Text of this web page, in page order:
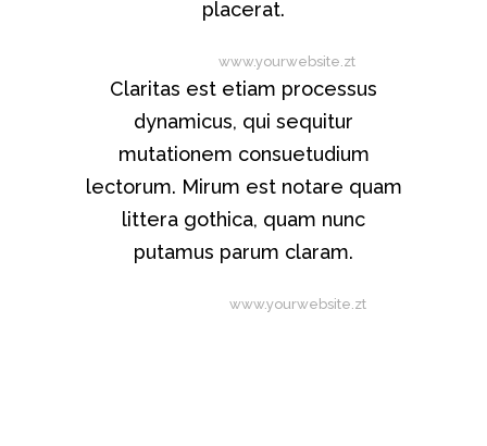
placerat.
www.yourwebsite.zt
Claritas est etiam processus
dynamicus, qui sequitur
mutationem consuetudium
lectorum. Mirum est notare quam
littera gothica, quam nunc
putamus parum claram.
www.yourwebsite.zt